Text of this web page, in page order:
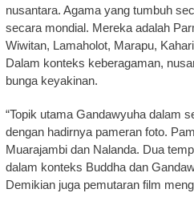
nusantara. Agama yang tumbuh
secara mondial. Mereka adalah
Wiwitan, Lamaholot, Marapu,
Dalam konteks keberagaman,
bunga keyakinan.
“Topik utama Gandawyuha dalam
dengan hadirnya pameran foto.
Muarajambi dan Nalanda. Dua
dalam konteks Buddha dan
Demikian juga pemutaran film